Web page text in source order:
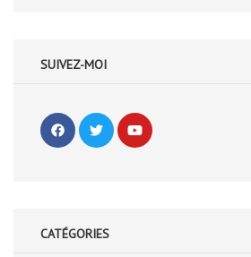
SUIVEZ-MOI
CATÉGORIES